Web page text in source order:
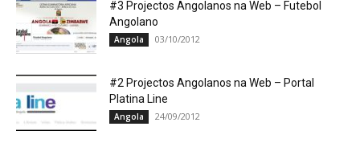
#3 Projectos Angolanos na Web – Futebol
Angolano
Angola 03/10/2012
#2 Projectos Angolanos na Web – Portal
Platina Line
Angola 24/09/2012